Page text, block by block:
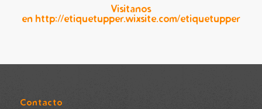
Visitanos
en http://etiquetupper.wixsite.com/etiquetupper
Contacto